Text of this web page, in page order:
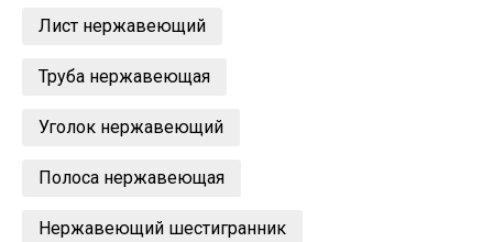
Труба
Балка
Лист нержавеющий
Труба нержавеющая
Уголок нержавеющий
Полоса нержавеющая
Нержавеющий шестигранник